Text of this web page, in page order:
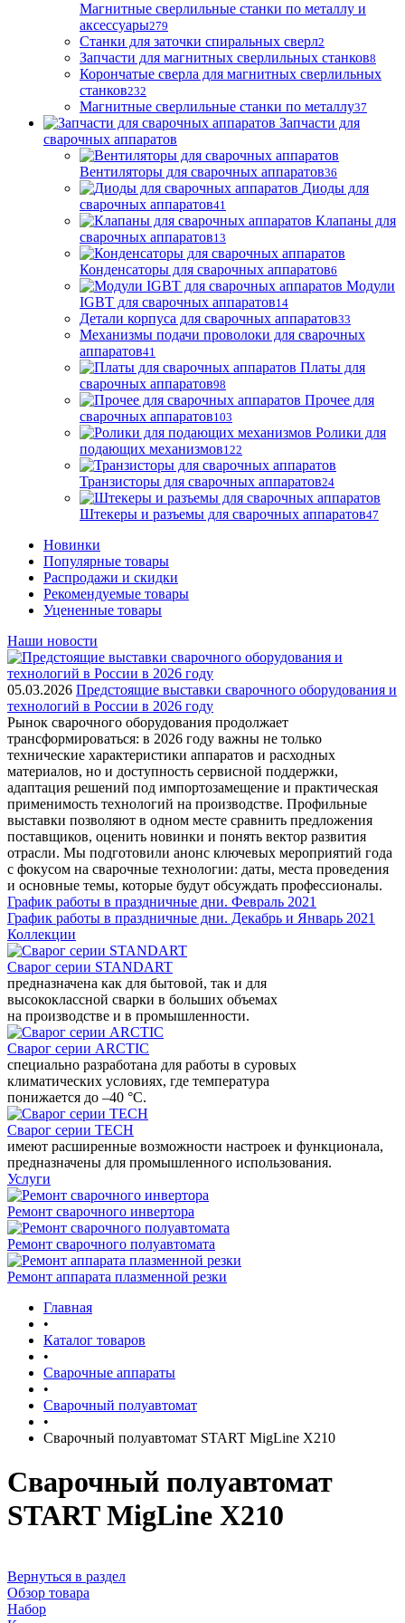
Магнитные сверлильные станки по металлу и
аксессуары279
Станки для заточки спиральных сверл2
Запчасти для магнитных сверлильных станков8
Корончатые сверла для магнитных сверлильных
станков232
Магнитные сверлильные станки по металлу37
Запчасти для
сварочных аппаратов
Вентиляторы для сварочных аппаратов36
Диоды для
сварочных аппаратов41
Клапаны для
сварочных аппаратов13
Конденсаторы для сварочных аппаратов6
Модули
IGBT для сварочных аппаратов14
Детали корпуса для сварочных аппаратов33
Механизмы подачи проволоки для сварочных
аппаратов41
Платы для
сварочных аппаратов98
Прочее для
сварочных аппаратов103
Ролики для
подающих механизмов122
Транзисторы для сварочных аппаратов24
Штекеры и разъемы для сварочных аппаратов47
Новинки
Популярные товары
Распродажи и скидки
Рекомендуемые товары
Уцененные товары
Наши новости
05.03.2026 Предстоящие выставки сварочного оборудования и
технологий в России в 2026 году
Рынок сварочного оборудования продолжает
трансформироваться: в 2026 году важны не только
технические характеристики аппаратов и расходных
материалов, но и доступность сервисной поддержки,
адаптация решений под импортозамещение и практическая
применимость технологий на производстве. Профильные
выставки позволяют в одном месте сравнить предложения
поставщиков, оценить новинки и понять вектор развития
отрасли. Мы подготовили анонс ключевых мероприятий года
с фокусом на сварочные технологии: даты, места проведения
и основные темы, которые будут обсуждать профессионалы.
График работы в праздничные дни. Февраль 2021
График работы в праздничные дни. Декабрь и Январь 2021
Коллекции
Сварог серии STANDART
предназначена как для бытовой, так и для
высококлассной сварки в больших объемах
на производстве и в промышленности.
Сварог серии ARCTIC
специально разработана для работы в суровых
климатических условиях, где температура
понижается до –40 °С.
Сварог серии TECH
имеют расширенные возможности настроек и функционала,
предназначены для промышленного использования.
Услуги
Ремонт сварочного инвертора
Ремонт сварочного полуавтомата
Ремонт аппарата плазменной резки
Главная
•
Каталог товаров
•
Сварочные аппараты
•
Сварочный полуавтомат
•
Сварочный полуавтомат START MigLine X210
Сварочный полуавтомат
START MigLine X210
Вернуться в раздел
Обзор товара
Набор